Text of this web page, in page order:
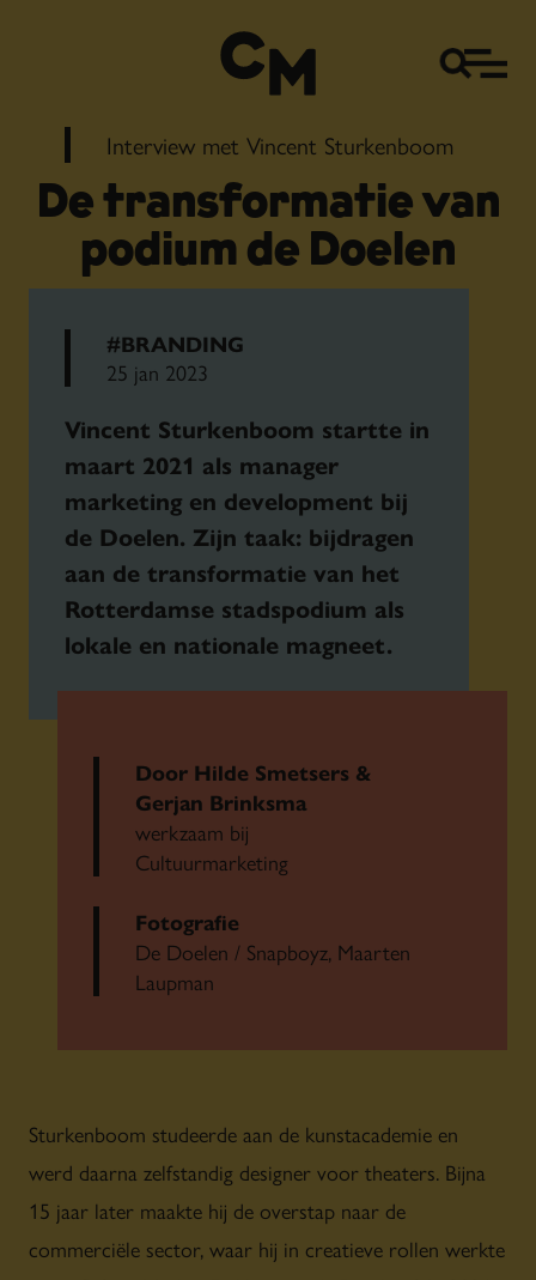
Interview met Vincent Sturkenboom
De transformatie van
podium de Doelen
#BRANDING
25 jan 2023
Vincent Sturkenboom startte in
maart 2021 als manager
marketing en development bij
de Doelen. Zijn taak: bijdragen
aan de transformatie van het
Rotterdamse stadspodium als
lokale en nationale magneet.
Door Hilde Smetsers &
Gerjan Brinksma
werkzaam bij
Cultuurmarketing
Fotografie
De Doelen / Snapboyz, Maarten
Laupman
Sturkenboom studeerde aan de kunstacademie en
werd daarna zelfstandig designer voor theaters. Bijna
15 jaar later maakte hij de overstap naar de
commerciële sector, waar hij in creatieve rollen werkte